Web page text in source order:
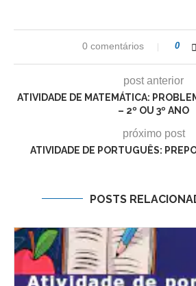
0 comentários 0
post anterior
ATIVIDADE DE MATEMÁTICA:
– 2º OU 3º ANO
próximo post
ATIVIDADE DE PORTUGUÊS:
POSTS